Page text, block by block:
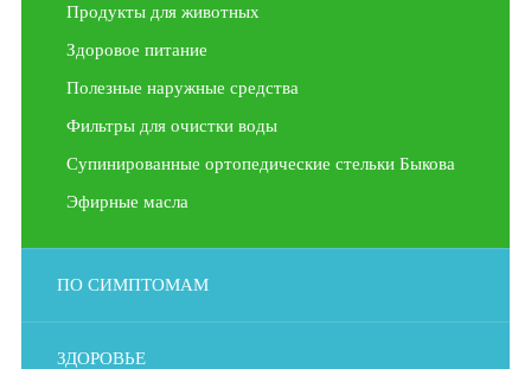
Продукты для животных
Здоровое питание
Полезные наружные средства
Фильтры для очистки воды
Супинированные ортопедические стельки Быкова
Эфирные масла
ПО СИМПТОМАМ
ЗДОРОВЬЕ